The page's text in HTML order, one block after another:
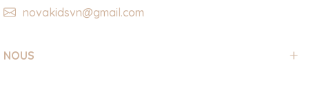
novakidsvn@gmail.com
NOUS